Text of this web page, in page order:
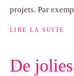
projets. Par
LIRE LA SUITE
De